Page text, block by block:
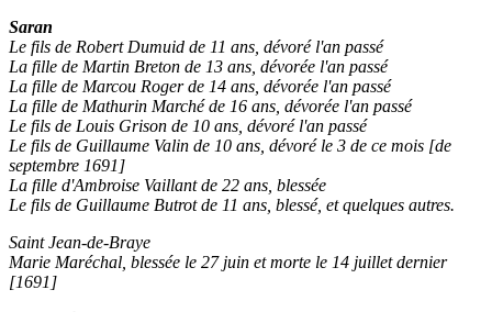
Saran
Le fils de Robert Dumuid de 11 ans, dévoré l'an passé
La fille de Martin Breton de 13 ans, dévorée l'an passé
La fille de Marcou Roger de 14 ans, dévorée l'an passé
La fille de Mathurin Marché de 16 ans, dévorée l'an passé
Le fils de Louis Grison de 10 ans, dévoré l'an passé
Le fils de Guillaume Valin de 10 ans, dévoré le 3 de ce mois [de
septembre 1691]
La fille d'Ambroise Vaillant de 22 ans, blessée
Le fils de Guillaume Butrot de 11 ans, blessé, et quelques autres.
Saint Jean-de-Braye
Marie Maréchal, blessée le 27 juin et morte le 14 juillet dernier
[1691]